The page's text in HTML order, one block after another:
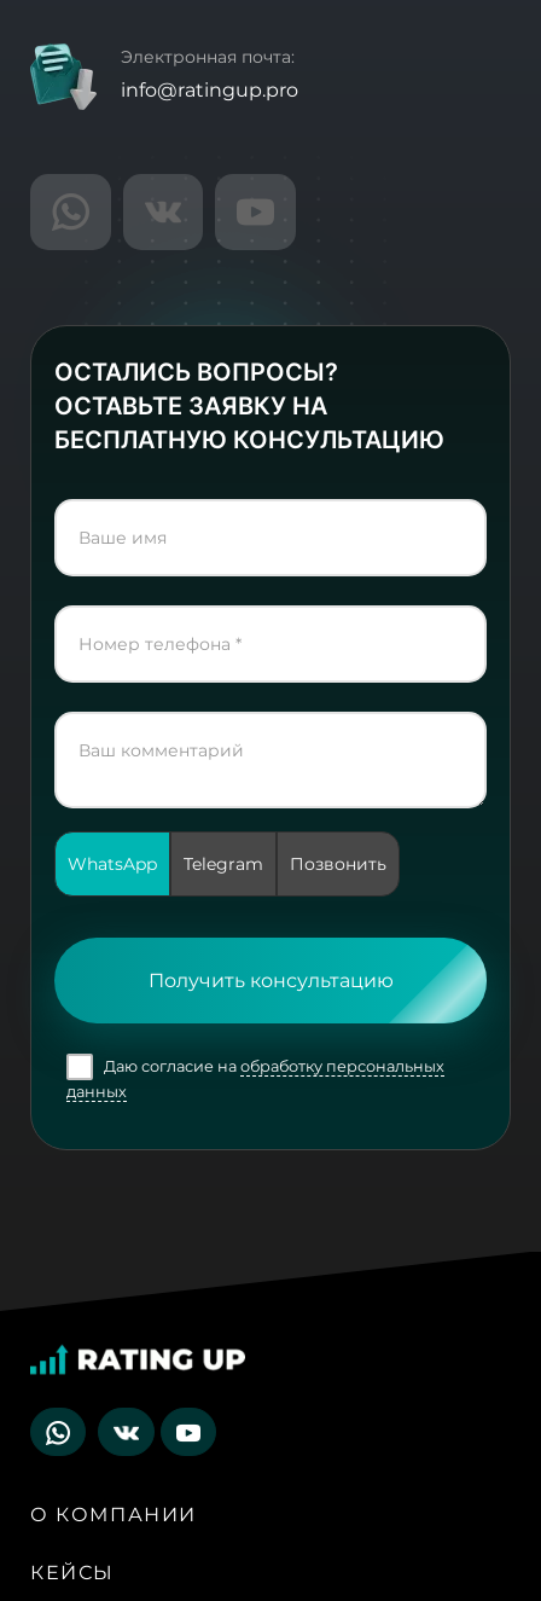
Электронная почта:
info@ratingup.pro
ОСТАЛИСЬ ВОПРОСЫ?
ОСТАВЬТЕ ЗАЯВКУ НА
БЕСПЛАТНУЮ КОНСУЛЬТАЦИЮ
WhatsApp Telegram Позвонить
Получить консультацию
Даю согласие на обработку персональных
данных
О КОМПАНИИ
КЕЙСЫ